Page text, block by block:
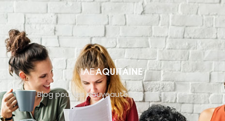
Blog pour les nouveautés de l’entreprise